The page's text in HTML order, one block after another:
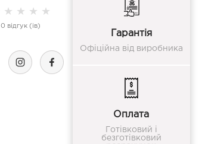
★ ★ ★ ★
0 відгук (ів)
Гарантія
Офіційна від виробника
Оплата
Готівковий і
безготівковий